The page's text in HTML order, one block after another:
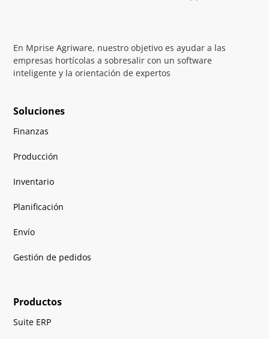
En Mprise Agriware, nuestro objetivo es ayudar a las
empresas hortícolas a sobresalir con un software
inteligente y la orientación de expertos
Soluciones
Finanzas
Producción
Inventario
Planificación
Envío
Gestión de pedidos
Productos
Suite ERP